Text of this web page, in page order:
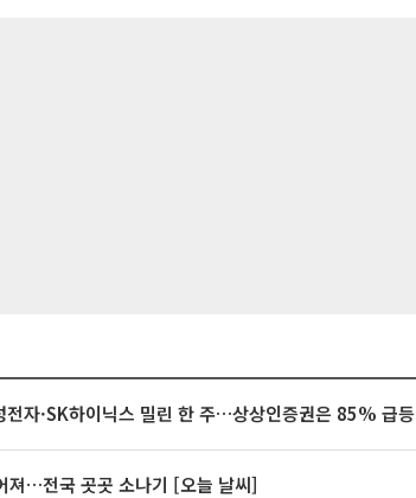
자·SK하이닉스 밀린 한 주…상상인증권은 85% 급등
져…전국 곳곳 소나기 [오늘 날씨]